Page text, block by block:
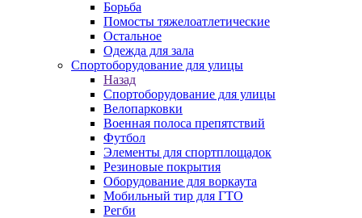
Борьба
Помосты тяжелоатлетические
Остальное
Одежда для зала
Спортоборудование для улицы
Назад
Спортоборудование для улицы
Велопарковки
Военная полоса препятствий
Футбол
Элементы для спортплощадок
Резиновые покрытия
Оборудование для воркаута
Мобильный тир для ГТО
Регби